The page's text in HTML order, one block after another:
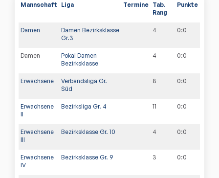
Mannschaft Liga Termine Tab.
Rang
Punkte
Damen
Damen Bezirksklasse
Gr.3
4 0:0
Damen
Pokal Damen
Bezirksklasse
4 0:0
Erwachsene
Verbandsliga Gr.
Süd
8 0:0
Erwachsene
II
Bezirksliga Gr. 4 11 0:0
Erwachsene
III
Bezirksklasse Gr. 10 4 0:0
Erwachsene
IV
Bezirksklasse Gr. 9 3 0:0